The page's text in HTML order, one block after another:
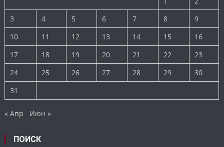
3
4 5 6 7 8
9
10
11 12 13 14 15
16
17
18 19 20 21 22
23
24
25 26 27 28 29
30
31
« Апр Июн »
ПОИСК